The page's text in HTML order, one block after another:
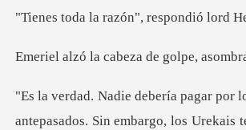
Historia
razón", respon
a cabeza de go
los Urekais